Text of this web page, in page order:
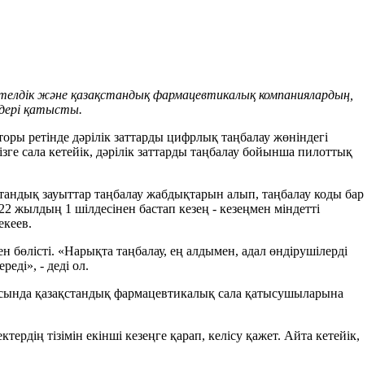
және қазақстандық фармацевтикалық компаниялардың,
қатысты.
ретінде дәрілік заттарды цифрлық таңбалау жөніндегі
сала кетейік, дәрілік заттарды таңбалау бойынша пилоттық
зауыттар таңбалау жабдықтарын алып, таңбалау коды бар
жылдың 1 шілдесінен бастап кезең - кезеңмен міндетті
«Нарықта таңбалау, ең алдымен, адал өндірушілерді
- деді ол.
қазақстандық фармацевтикалық сала қатысушыларына
тізімін екінші кезеңге қарап, келісу қажет. Айта кетейік,